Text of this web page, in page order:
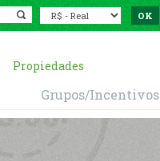
Propiedades
Grupos/Incentivos